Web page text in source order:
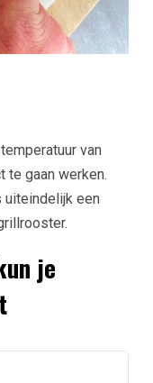
van
te gaan werken.
uiteindelijk een
je